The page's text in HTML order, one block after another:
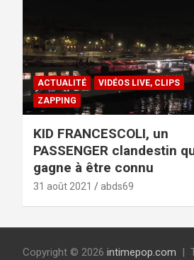
ACTUALITÉ
VIDÉOS LIVE, CLIPS
ZAPPING
KID FRANCESCOLI, un
PASSENGER clandestin
gagne à être connu
31 août 2021 abds69
Copyright © 2026 intimepop.com